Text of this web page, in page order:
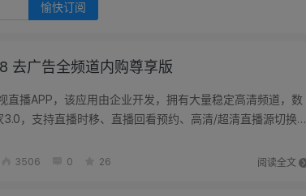
去广告全频道内购尊享版
直播APP，该应用由企业开发，拥有大量稳定高清频道，数
，支持直播时移、直播回看预约、高清/超清直播源切换，
阅读全文
3506 0 26